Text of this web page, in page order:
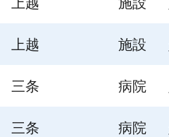
上越 施設
三条 病院
三条 病院